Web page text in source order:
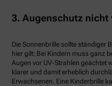
3. Augenschutz nicht
Die Sonnenbrille sollte ständiger
hier gilt: Bei Kindern muss ganz
Augen vor UV-Strahlen geachtet
klarer und damit erheblich
Erwachsenen. Eine Kinderbrille